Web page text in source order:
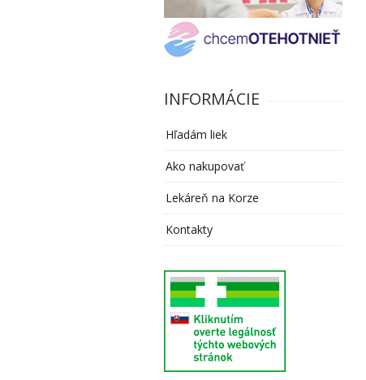
INFORMÁCIE
Hľadám liek
Ako nakupovať
Lekáreň na Korze
Kontakty